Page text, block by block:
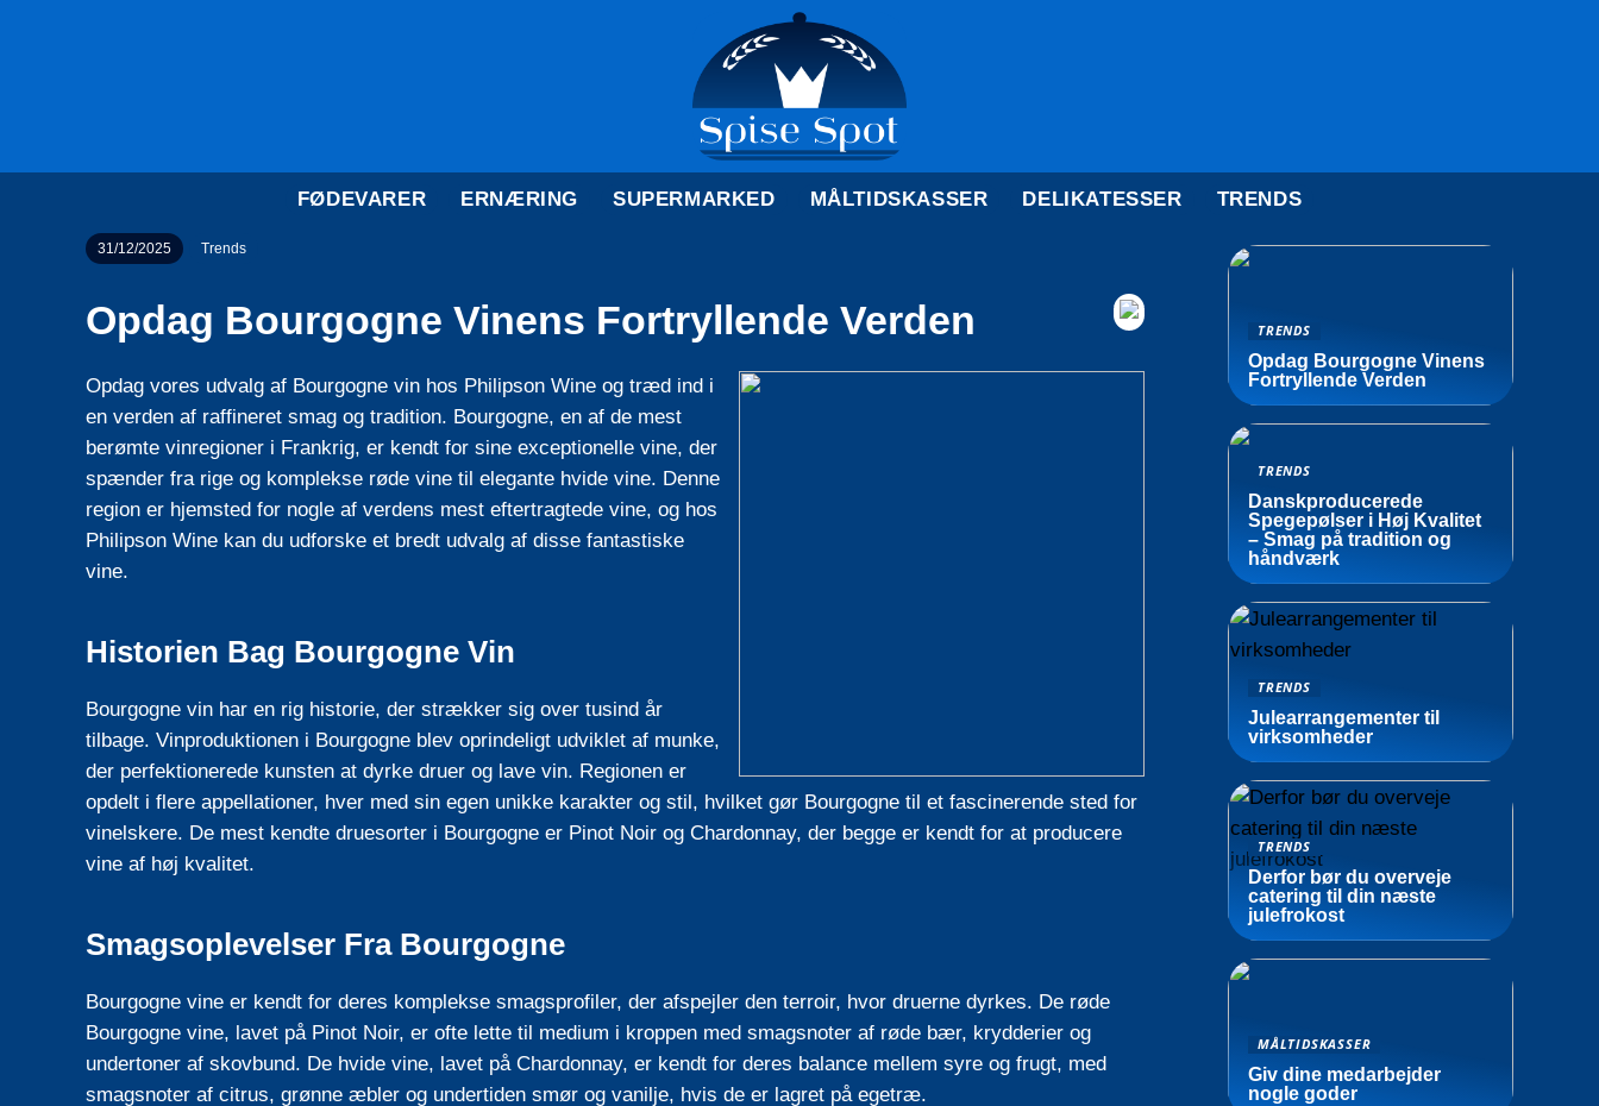
FØDEVARER ERNÆRING SUPERMARKED MÅLTIDSKASSER DELIKATESSER TRENDS
31/12/2025 Trends
Opdag Bourgogne Vinens Fortryllende Verden
Opdag vores udvalg af Bourgogne vin hos Philipson Wine og træd ind i
en verden af raffineret smag og tradition. Bourgogne, en af de mest
berømte vinregioner i Frankrig, er kendt for sine exceptionelle vine, der
spænder fra rige og komplekse røde vine til elegante hvide vine. Denne
region er hjemsted for nogle af verdens mest eftertragtede vine, og hos
Philipson Wine kan du udforske et bredt udvalg af disse fantastiske
vine.
Historien Bag Bourgogne Vin
Bourgogne vin har en rig historie, der strækker sig over tusind år
tilbage. Vinproduktionen i Bourgogne blev oprindeligt udviklet af munke,
der perfektionerede kunsten at dyrke druer og lave vin. Regionen er
opdelt i flere appellationer, hver med sin egen unikke karakter og stil, hvilket gør Bourgogne til et fascinerende sted for
vinelskere. De mest kendte druesorter i Bourgogne er Pinot Noir og Chardonnay, der begge er kendt for at producere
vine af høj kvalitet.
Smagsoplevelser Fra Bourgogne
Bourgogne vine er kendt for deres komplekse smagsprofiler, der afspejler den terroir, hvor druerne dyrkes. De røde
Bourgogne vine, lavet på Pinot Noir, er ofte lette til medium i kroppen med smagsnoter af røde bær, krydderier og
undertoner af skovbund. De hvide vine, lavet på Chardonnay, er kendt for deres balance mellem syre og frugt, med
smagsnoter af citrus, grønne æbler og undertiden smør og vanilje, hvis de er lagret på egetræ.
TRENDS
Opdag Bourgogne Vinens
Fortryllende Verden
TRENDS
Danskproducerede
Spegepølser i Høj Kvalitet
– Smag på tradition og
håndværk
TRENDS
Julearrangementer til
virksomheder
TRENDS
Derfor bør du overveje
catering til din næste
julefrokost
MÅLTIDSKASSER
Giv dine medarbejder
nogle goder